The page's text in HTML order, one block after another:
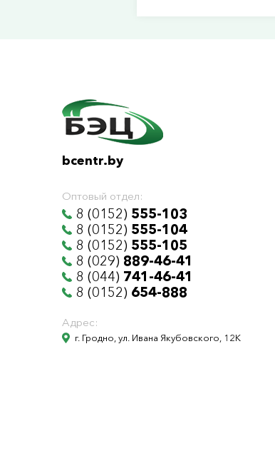
bcentr.by
Оптовый отдел:
8 (0152) 555-103
8 (0152) 555-104
8 (0152) 555-105
8 (029) 889-46-41
8 (044) 741-46-41
8 (0152) 654-888
Адрес:
г. Гродно, ул. Ивана Якубовского, 12К